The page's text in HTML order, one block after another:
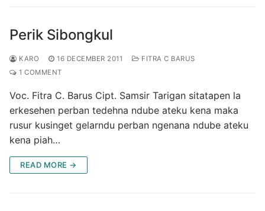
Perik Sibongkul
KARO 16 DECEMBER 2011
FITRA C BARUS
1 COMMENT
Voc. Fitra C. Barus Cipt. Samsir Tarigan sitatapen la
erkesehen perban tedehna ndube ateku kena maka
rusur kusinget gelarndu perban ngenana ndube ateku
kena piah…
READ MORE →